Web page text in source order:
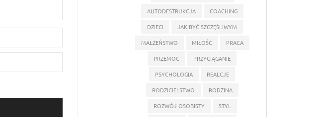
AUTODESTRUKCJA
COACHING
DZIECI
JAK BYĆ SZCZĘŚLIWYM
MAŁŻEŃSTWO
MIŁOŚĆ
PRACA
PRZEMOC
PRZYCIĄGANIE
PSYCHOLOGIA
REALCJE
RODZICIELSTWO
RODZINA
ROZWÓJ OSOBISTY
STYL